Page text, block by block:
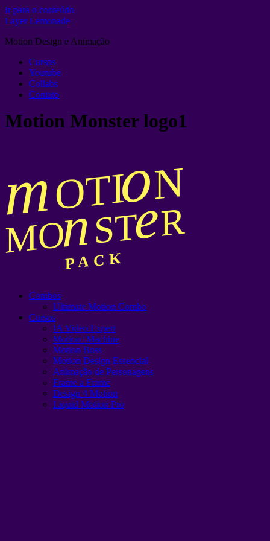
Ir para o conteúdo
Layer Lemonade
Motion Design e Animação
Cursos
Youtube
Collabs
Contato
Motion Monster logo1
Combos
Ultimate Motion Combo
Cursos
IA Video Expert
Motion+Machine
Motion Boss
Motion Design Essencial
Animação de Personagens
Frame a Frame
Design 4 Motion
Liquid Motion Pro